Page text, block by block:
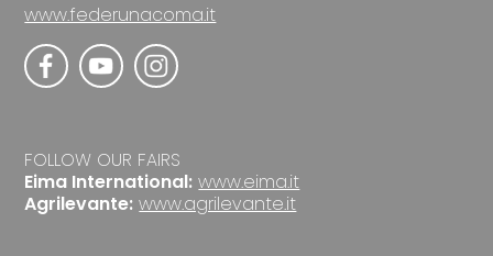
www.federunacoma.it
FOLLOW OUR FAIRS
Eima International: www.eima.it
Agrilevante: www.agrilevante.it